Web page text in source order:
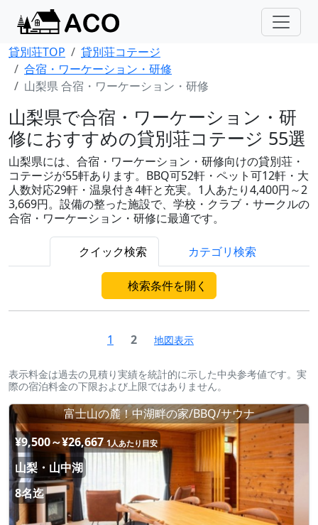
貸別荘TOP
貸別荘コテージ
合宿・ワーケーション・研修
山梨県 合宿・ワーケーション・研修
山梨県で合宿・ワーケーション・研
修におすすめの貸別荘コテージ 55選
山梨県には、合宿・ワーケーション・研修向けの貸別荘・
コテージが55軒あります。BBQ可52軒・ペット可12軒・大
人数対応29軒・温泉付き4軒と充実。1人あたり4,400円～2
3,669円。設備の整った施設で、学校・クラブ・サークルの
合宿・ワーケーション・研修に最適です。
クイック検索 カテゴリ検索
検索条件を開く
1 2 地図表示
表示料金は過去の見積り実績を統計的に示した中央参考値です。実
際の宿泊料金の下限および上限ではありません。
富士山の麓！中湖畔の家/BBQ/サウナ
¥9,500～¥26,667 1人あたり目安
山梨・山中湖
8名迄